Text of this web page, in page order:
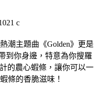
潮主題曲《Golden》更是
到你身邊，特意為你搜羅
的農心蝦條，讓你可以一
條的香脆滋味！